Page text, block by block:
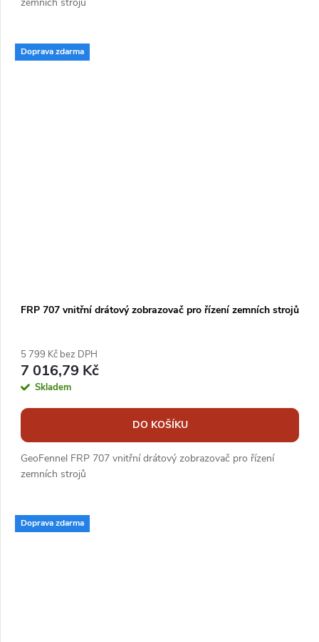
Doprava zdarma
FRP 707 vnitřní drátový zobrazovač pro řízení zemních strojů
5 799 Kč bez DPH
7 016,79 Kč
Skladem
DO KOŠÍKU
GeoFennel FRP 707 vnitřní drátový zobrazovač pro řízení
zemních strojů
Doprava zdarma